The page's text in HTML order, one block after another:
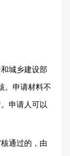
城乡建设部
。申请材料不
申请人可以
通过的，由